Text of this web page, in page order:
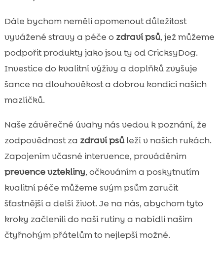
Dále bychom neměli opomenout důležitost
vyvážené stravy a péče o zdraví psů, jež můžeme
podpořit produkty jako jsou ty od CricksyDog.
Investice do kvalitní výživy a doplňků zvyšuje
šance na dlouhověkost a dobrou kondici našich
mazlíčků.
Naše závěrečné úvahy nás vedou k poznání, že
zodpovědnost za zdraví psůleží v našich rukách.
Zapojením včasné intervence, prováděním
prevence vztekliny, očkováním a poskytnutím
kvalitní péče můžeme svým psům zaručit
šťastnější a delší život. Je na nás, abychom tyto
kroky začlenili do naší rutiny a nabídli našim
čtyřnohým přátelům to nejlepší možné.